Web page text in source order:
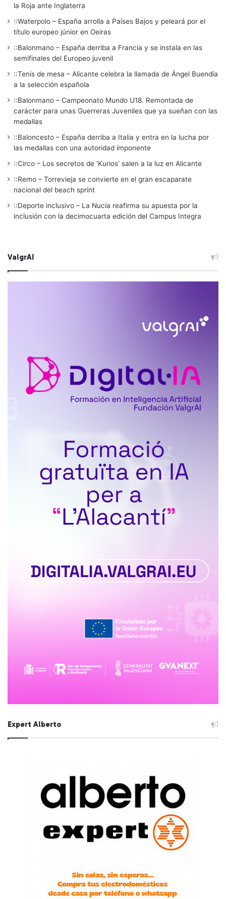
la Roja ante Inglaterra
::Waterpolo – España arrolla a Países Bajos y peleará por el
título europeo júnior en Oeiras
::Balonmano – España derriba a Francia y se instala en las
semifinales del Europeo juvenil
::Tenis de mesa – Alicante celebra la llamada de Ángel Buendía
a la selección española
::Balonmano – Campeonato Mundo U18. Remontada de
carácter para unas Guerreras Juveniles que ya sueñan con las
medallas
::Baloncesto – España derriba a Italia y entra en la lucha por
las medallas con una autoridad imponente
::Circo – Los secretos de ‘Kurios’ salen a la luz en Alicante
::Remo – Torrevieja se convierte en el gran escaparate
nacional del beach sprint
::Deporte inclusivo – La Nucía reafirma su apuesta por la
inclusión con la decimocuarta edición del Campus Integra
ValgrAI
Expert Alberto